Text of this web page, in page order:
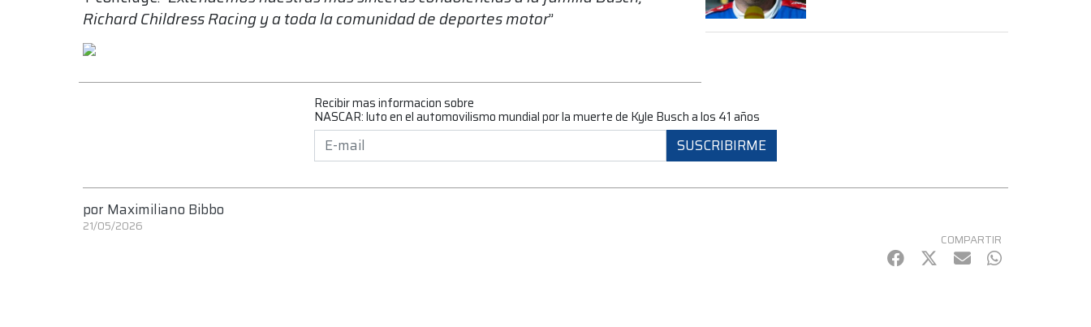
Richard Childress Racing y a toda la comunidad de deportes motor”
Recibir mas informacion sobre
NASCAR: luto en el automovilismo mundial por la muerte de Kyle Busch a los 41 años
SUSCRIBIRME
por Maximiliano Bibbo
21/05/2026
COMPARTIR
Facebook
Twitter
mail WhatsApp